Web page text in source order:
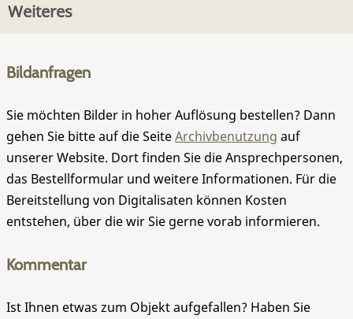
Weiteres
Bildanfragen
Sie möchten Bilder in hoher Auflösung bestellen? Dann
gehen Sie bitte auf die SeiteArchivbenutzung auf
unserer Website. Dort finden Sie die Ansprechpersonen,
das Bestellformular und weitere Informationen. Für die
Bereitstellung von Digitalisaten können Kosten
entstehen, über die wir Sie gerne vorab informieren.
Kommentar
Ist Ihnen etwas zum Objekt aufgefallen? Haben Sie